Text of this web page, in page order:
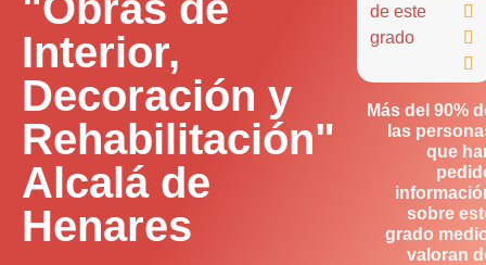
Interior,
Decoración y
Rehabilitación"
Alcalá de
Henares
de este
grado



Más del 90%
las
que
sobre
grado
valoran